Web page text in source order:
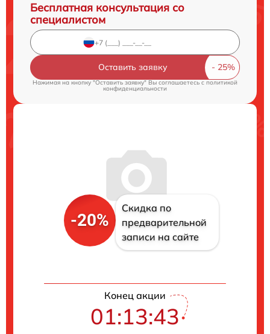
Бесплатная консультация со
специалистом
Оставить заявку
Нажимая на кнопку "Оставить заявку" Вы соглашаетесь cполитикой
конфиденциальности
-20%
Скидка по
предварительной
записи на сайте
Конец акции
01:13:42